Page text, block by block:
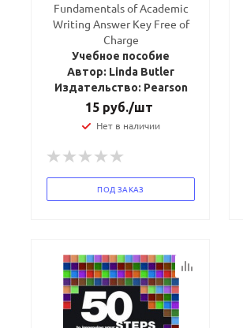
Fundamentals of Academic
Writing Answer Key Free of
Charge
Учебное пособие
Автор: Linda Butler
Издательство: Pearson
15 руб./шт
Нет в наличии
ПОД ЗАКАЗ